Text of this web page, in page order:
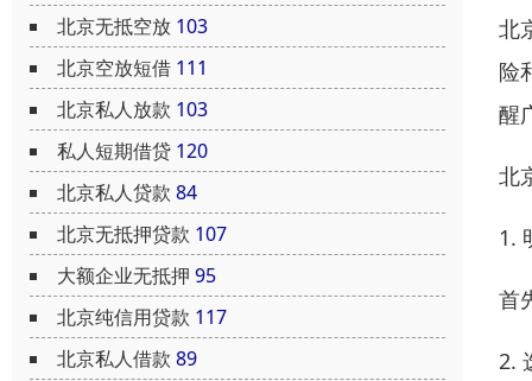
北京无抵空放 103
北京空放短借 111
北京私人放款 103
私人短期借贷 120
北京私人贷款 84
北京无抵押贷款 107
大额企业无抵押 95
北京纯信用贷款 117
北京私人借款 89
北
险
醒
北
1.
首
2.